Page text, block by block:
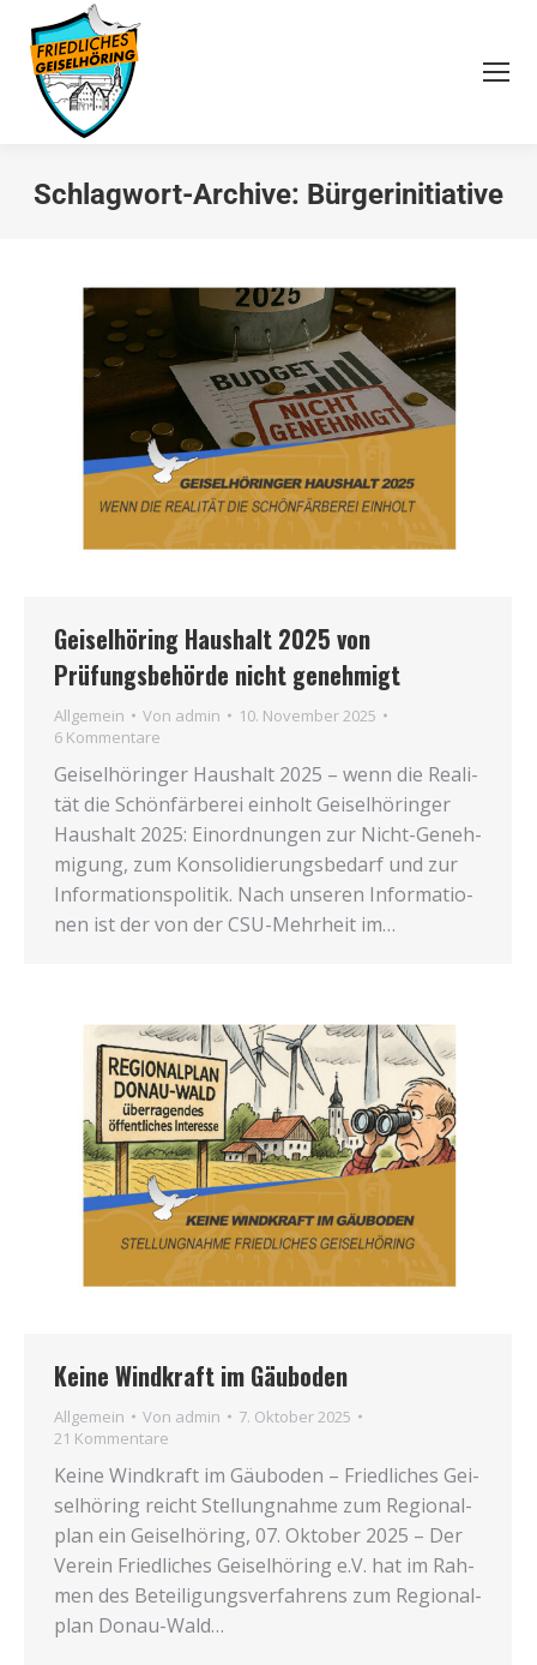
Schlagwort-Archive: Bürgerinitiative
Geiselhöring Haushalt 2025 von
Prüfungsbehörde nicht genehmigt
Allgemein Von admin
10. November 2025
6 Kommentare
Gei­sel­hö­rin­ger Haus­halt 2025 – wenn die Rea­li­
tät die Schön­fär­be­rei ein­holt Gei­sel­hö­rin­ger
Haus­halt 2025: Ein­ord­nun­gen zur Nicht-Geneh­­
mi­­gung, zum Kon­so­li­die­rungs­be­darf und zur
Infor­ma­ti­ons­po­li­tik. Nach unse­ren Infor­ma­tio­
nen ist der von der CSU-Mehr­heit im…
Keine Windkraft im Gäuboden
Allgemein Von admin
7. Oktober 2025
21 Kommentare
Kei­ne Wind­kraft im Gäu­bo­den – Fried­li­ches Gei­
sel­hö­ring reicht Stel­lung­nah­me zum Regio­nal­
plan ein Gei­sel­hö­ring, 07. Okto­ber 2025 – Der
Ver­ein Fried­li­ches Gei­sel­hö­ring e.V. hat im Rah­
men des Betei­li­gungs­ver­fah­rens zum Regio­nal­
plan Donau-Wald…